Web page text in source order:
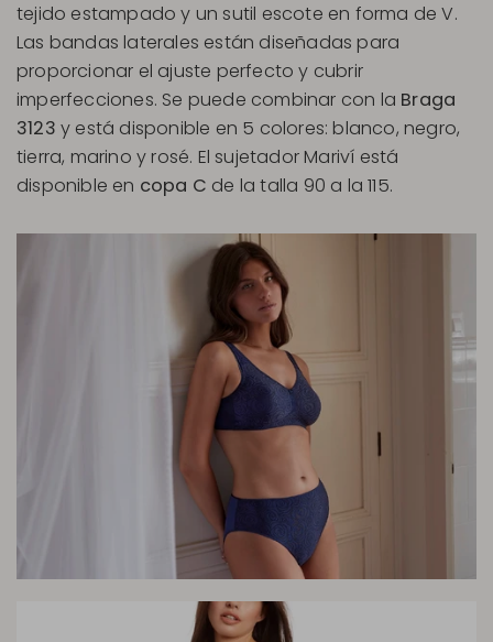
tejido estampado y un sutil escote en forma de V.
Las bandas laterales están diseñadas para
proporcionar el ajuste perfecto y cubrir
imperfecciones. Se puede combinar con la Braga
3123 y está disponible en 5 colores: blanco, negro,
tierra, marino y rosé. El sujetador Mariví está
disponible en copa C de la talla 90 a la 115.